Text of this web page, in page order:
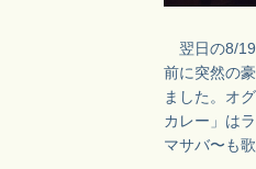
翌日の8/19
前に突然の
ました。オ
カレー」は
マサバ〜も